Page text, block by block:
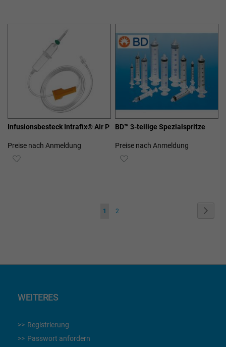
HINZUFÜGEN
Infusionsbesteck Intrafix® Air P
Preise nach Anmeldung
ZUR
BD™ 3-teilige Spezialspritze
Preise nach Anmeldung
ZUR
Seite
Sie
1 Seite
2
WEITERES
Registrierung
Passwort anfordern